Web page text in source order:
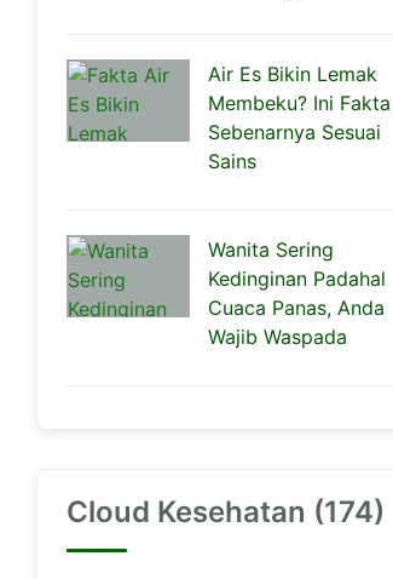
Air Es Bikin Lemak
Membeku? Ini Fakta
Sebenarnya Sesuai
Sains
Wanita Sering
Kedinginan Padahal
Cuaca Panas, Anda
Wajib Waspada
Cloud Kesehatan (174)